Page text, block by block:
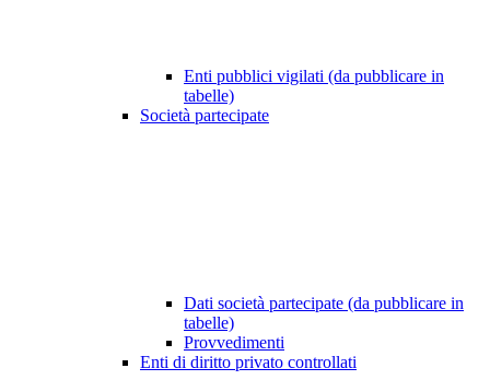
Enti pubblici vigilati (da pubblicare in
tabelle)
Società partecipate
Dati società partecipate (da pubblicare in
tabelle)
Provvedimenti
Enti di diritto privato controllati